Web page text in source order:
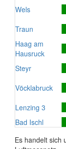
Wels
Traun
Haag am
Hausruck
Steyr
Vöcklabruck
Lenzing 3
Bad Ischl
Es handelt sich